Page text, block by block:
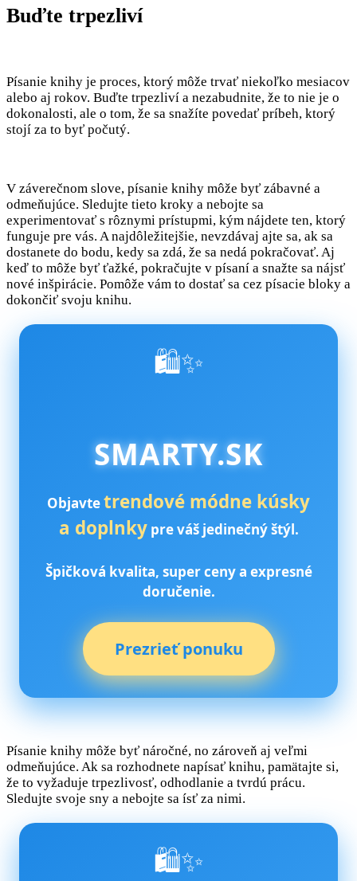
Buďte trpezliví
Písanie knihy je proces, ktorý môže trvať niekoľko mesiacov
alebo aj rokov. Buďte trpezliví a nezabudnite, že to nie je o
dokonalosti, ale o tom, že sa snažíte povedať príbeh, ktorý
stojí za to byť počutý.
V záverečnom slove, písanie knihy môže byť zábavné a
odmeňujúce. Sledujte tieto kroky a nebojte sa
experimentovať s rôznymi prístupmi, kým nájdete ten, ktorý
funguje pre vás. A najdôležitejšie, nevzdávaj ajte sa, ak sa
dostanete do bodu, kedy sa zdá, že sa nedá pokračovať. Aj
keď to môže byť ťažké, pokračujte v písaní a snažte sa nájsť
nové inšpirácie. Pomôže vám to dostať sa cez písacie bloky a
dokončiť svoju knihu.
🛍️✨
SMARTY.SK
Objavtetrendové módne kúsky
a doplnkypre váš jedinečný štýl.
Špičková kvalita, super ceny a expresné
doručenie.
Prezrieť ponuku
Písanie knihy môže byť náročné, no zároveň aj veľmi
odmeňujúce. Ak sa rozhodnete napísať knihu, pamätajte si,
že to vyžaduje trpezlivosť, odhodlanie a tvrdú prácu.
Sledujte svoje sny a nebojte sa ísť za nimi.
🛍️✨